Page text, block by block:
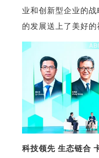
业和创新型企业的
的发展送上了美好的
科技领先 生态链合